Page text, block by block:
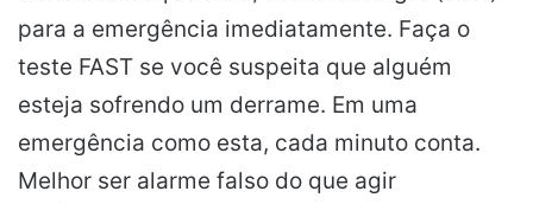
para a emergência imediatamente. Faça o
teste FAST se você suspeita que alguém
esteja sofrendo um derrame. Em uma
emergência como esta, cada minuto conta.
Melhor ser alarme falso do que agir